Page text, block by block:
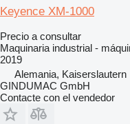
Keyence XM-1000
Precio a consultar
Maquinaria industrial -
2019
Alemania, Kaiserslautern
GINDUMAC GmbH
Contacte con el vendedor